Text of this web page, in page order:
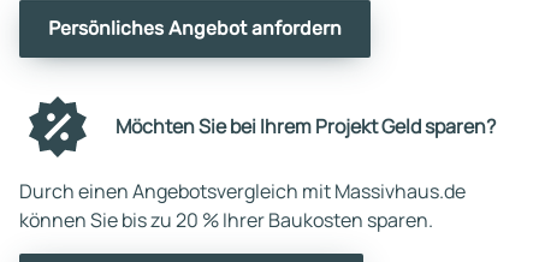
Persönliches Angebot anfordern
Möchten Sie bei Ihrem Projekt Geld sparen?
Durch einen Angebotsvergleich mit Massivhaus.de
können Sie bis zu 20 % Ihrer Baukosten sparen.